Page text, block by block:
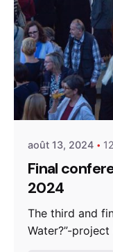
Posted
admin
août 13, 2024
Final
2024
The third and
Water?”-